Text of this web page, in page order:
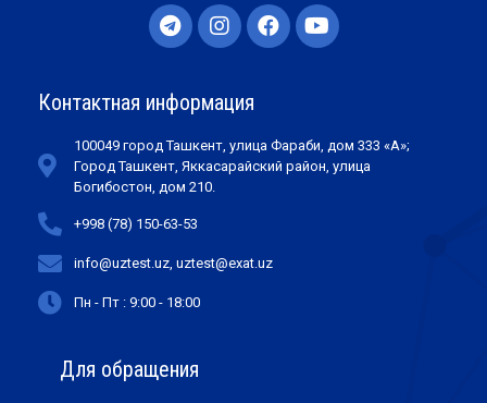
Контактная информация
100049 город Ташкент, улица Фараби, дом 333 «А»;
Город Ташкент, Яккасарайский район, улица
Богибостон, дом 210.
+998 (78) 150-63-53
info@uztest.uz, uztest@exat.uz
Пн - Пт : 9:00 - 18:00
Для обращения